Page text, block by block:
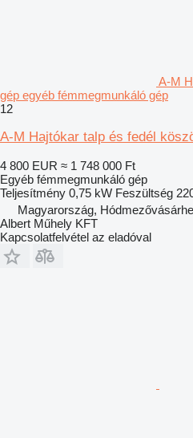
A-M
gép egyéb fémmegmunkáló gép
12
A-M Hajtókar talp és fedél
4 800 EUR ≈ 1 748 000 Ft
Egyéb fémmegmunkáló gép
Teljesítmény 0,75 kW Feszültség
Magyarország,
Albert Műhely KFT
Kapcsolatfelvétel az eladóval